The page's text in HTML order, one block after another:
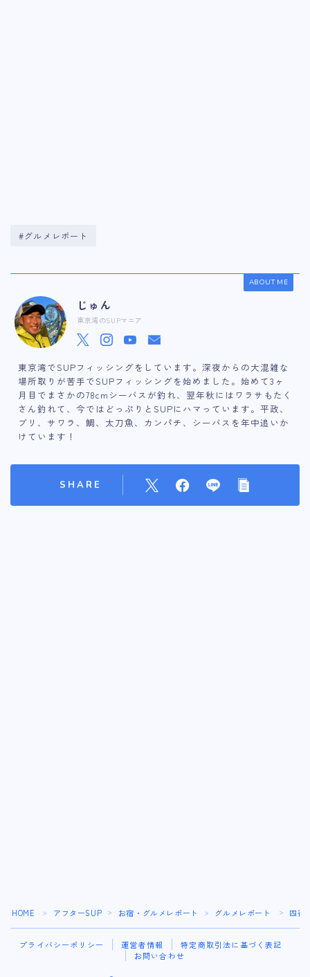
#グルメレポート
ABOUT ME
じゅん
東京湾のSUPマニア
東京湾でSUPフィッシングをしています。深夜からの大混雑な
場所取りが苦手でSUPフィッシングを始めました。始めて3ヶ
月目でまさかの78cmシーバスが釣れ、翌年秋にはワラサもたく
さん釣れて、今ではどっぷりとSUPにハマっています。平政、
ブリ、サワラ、鯛、太刀魚、カンパチ、シーバスを年中追いか
けています！
SHARE
HOME ＞ アフターSUP ＞ お宿・グルメレポート ＞ グルメレポート ＞ 四街
プライバシーポリシー 運営者情報
特定商取引法に基づく表記
お問い合わせ